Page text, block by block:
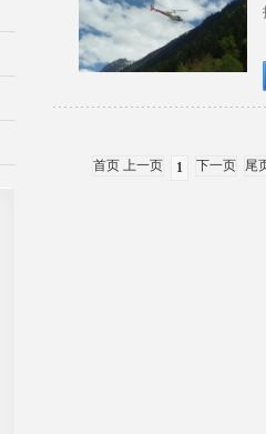
首页 上一页 1 下一页 尾